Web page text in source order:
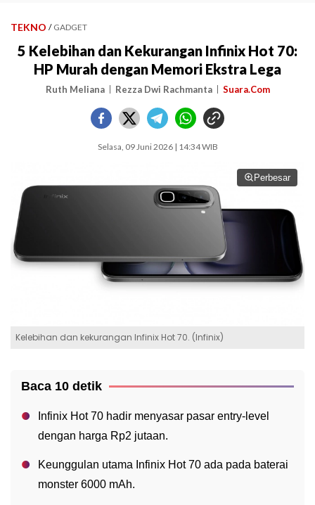
TEKNO / GADGET
5 Kelebihan dan Kekurangan Infinix Hot 70:
HP Murah dengan Memori Ekstra Lega
Ruth Meliana Rezza Dwi Rachmanta Suara.Com
Selasa, 09 Juni 2026 | 14:34 WIB
Perbesar
Kelebihan dan kekurangan Infinix Hot 70. (Infinix)
Baca 10 detik
Infinix Hot 70 hadir menyasar pasar entry-level
dengan harga Rp2 jutaan.
Keunggulan utama Infinix Hot 70 ada pada baterai
monster 6000 mAh.